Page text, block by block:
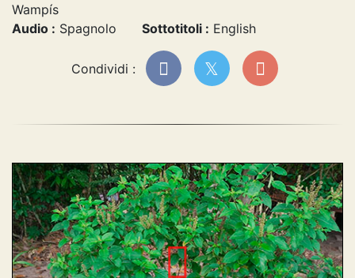
Wampís
Audio : Spagnolo Sottotitoli : English
Condividi :